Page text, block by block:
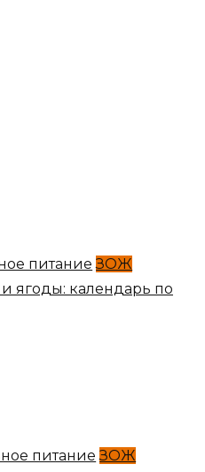
питание ЗОЖ
ягоды: календарь по
питание ЗОЖ